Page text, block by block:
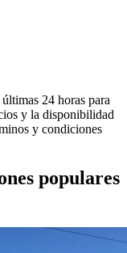
24 horas para
y la disponibilidad
y condiciones
populares